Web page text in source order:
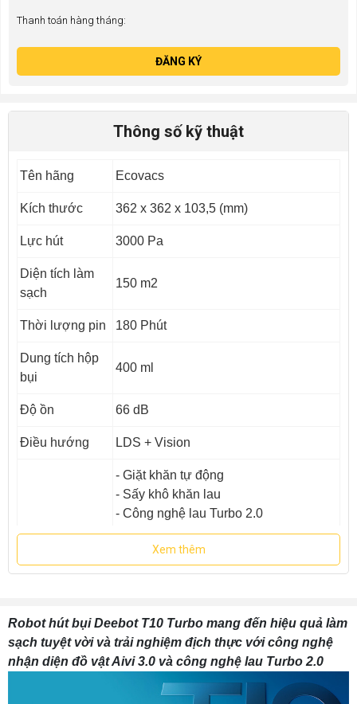
Thanh toán hàng tháng:
ĐĂNG KÝ
Thông số kỹ thuật
Tên hãng Ecovacs
Kích thước 362 x 362 x 103,5 (mm)
Lực hút 3000 Pa
Diện tích làm
sạch
150 m2
Thời lượng pin 180 Phút
Dung tích hộp
bụi
400 ml
Độ ồn 66 dB
Điều hướng LDS + Vision
- Giặt khăn tự động
- Sấy khô khăn lau
- Công nghệ lau Turbo 2.0
- Công nghệ Aivi 3.0
- Trợ năng giọng nói YIKO AI
- Thiết lập bản đồ TrueMapping 2.0,
- Khử khuẩn bằng ion bạc
Xuất xứ Trung Quốc
24 tháng
Xem thêm
Robot hút bụi Deebot T10 Turbo mang đến hiệu quả làm
sạch tuyệt vời và trải nghiệm địch thực với công nghệ
nhận diện đồ vật Aivi 3.0 và công nghệ lau Turbo 2.0